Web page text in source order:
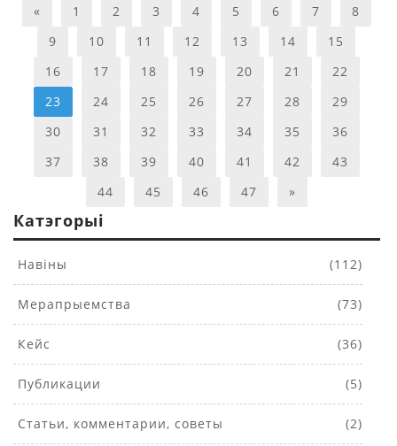
« 1 2 3 4 5 6 7
8
9
10 11 12 13 14
15
16
17 18 19 20 21
22
23
24 25 26 27 28
29
30
31 32 33 34 35
36
37
38 39 40 41 42
43
44
45 46 47 »
Катэгорыі
Навіны (112)
Мерапрыемства (73)
Кейс (36)
Публикации (5)
Статьи, комментарии, советы (2)